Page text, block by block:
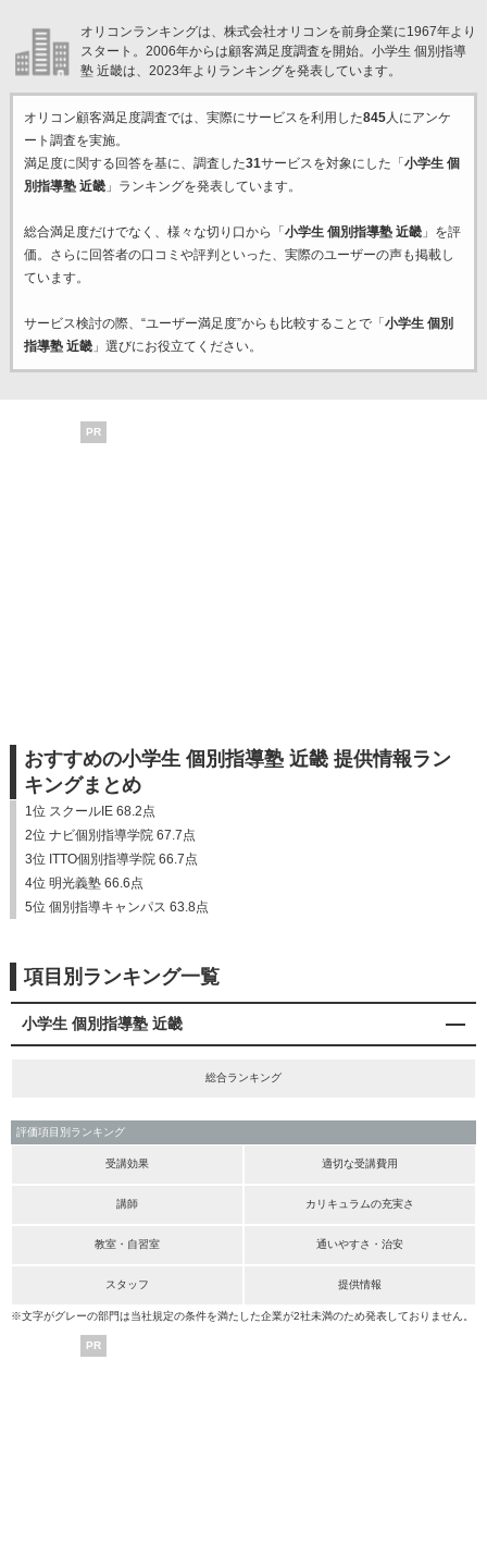
オリコンランキングは、株式会社オリコンを前身企業に1967年より
スタート。2006年からは顧客満足度調査を開始。小学生 個別指導
塾 近畿は、2023年よりランキングを発表しています。
オリコン顧客満足度調査では、実際にサービスを利用した845人にアンケ
ート調査を実施。
満足度に関する回答を基に、調査した31サービスを対象にした「 小学生 個
別指導塾 近畿」ランキングを発表しています。
総合満足度だけでなく、様々な切り口から「 小学生 個別指導塾 近畿」を評
価。さらに回答者の口コミや評判といった、実際のユーザーの声も掲載し
ています。
サービス検討の際、“ユーザー満足度”からも比較することで「 小学生 個別
指導塾 近畿」選びにお役立てください。
PR
おすすめの小学生 個別指導塾 近畿 提供情報ラン
キングまとめ
1位 スクールIE 68.2点
2位 ナビ個別指導学院 67.7点
3位 ITTO個別指導学院 66.7点
4位 明光義塾 66.6点
5位 個別指導キャンパス 63.8点
項目別ランキング一覧
小学生 個別指導塾 近畿
総合ランキング
評価項目別ランキング
受講効果 適切な受講費用
講師 カリキュラムの充実さ
教室・自習室 通いやすさ・治安
スタッフ 提供情報
※文字がグレーの部門は当社規定の条件を満たした企業が2社未満のため発表しておりません。
PR